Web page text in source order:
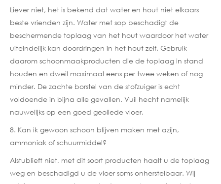
Liever niet, het is bekend dat water en hout niet elkaars
beste vrienden zijn. Water met sop beschadigt de
beschermende toplaag van het hout waardoor het water
uiteindelijk kan doordringen in het hout zelf. Gebruik
daarom schoonmaakproducten die de toplaag in stand
houden en dweil maximaal eens per twee weken of nog
minder. De zachte borstel van de stofzuiger is echt
voldoende in bijna alle gevallen. Vuil hecht namelijk
nauwelijks op een goed geoliede vloer.
8. Kan ik gewoon schoon blijven maken met azijn,
ammoniak of schuurmiddel?
Alstublieft niet, met dit soort producten haalt u de toplaag
weg en beschadigd u de vloer soms onherstelbaar. Wij